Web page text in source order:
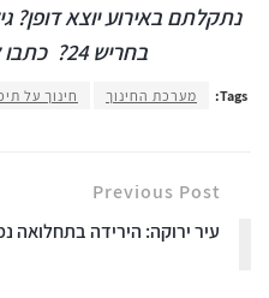
נתקלתם באירוע יוצא
בחריש 24?
כתבו
Tags: מערכת החינוך חינוך על
Previous Post
עיר ירוקה: הירידה בתחלואה